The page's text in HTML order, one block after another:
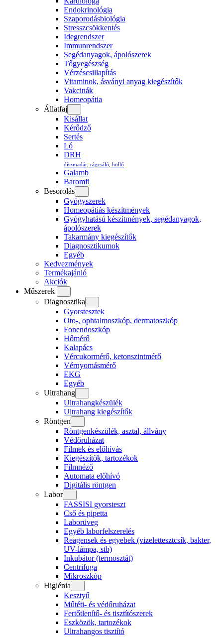
Endokrinológia
Szaporodásbiológia
Stresszcsökkentés
Idegrendszer
Immunrendszer
Segédanyagok, ápolószerek
Tőgyegészség
Vérzéscsillapítás
Vitaminok, ásványi anyag kiegészítők
Vakcinák
Homeopátia
Állatfaj
Kisállat
Kérődző
Sertés
Ló
DRH
díszmadár, rágcsáló, hüllő
Galamb
Baromfi
Besorolás
Gyógyszerek
Homeopátiás készítmények
Gyógyhatású készítmények, segédanyagok,
ápolószerek
Takarmány kiegészítők
Diagnosztikumok
Egyéb
Kedvezmények
Termékajánló
Akciók
Műszerek
Diagnosztika
Gyorstesztek
Oto-, ophtalmoszkóp, dermatoszkóp
Fonendoszkóp
Hőmérő
Kalapács
Vércukormérő, ketonszintmérő
Vérnyomásmérő
EKG
Egyéb
Ultrahang
Ultrahangkészülék
Ultrahang kiegészítők
Röntgen
Röntgenkészülék, asztal, állvány
Védőruházat
Filmek és előhívás
Kiegészítők, tartozékok
Filmnéző
Automata előhívó
Digitális röntgen
Labor
FASSISI gyorsteszt
Cső és pipetta
Laborüveg
Egyéb laborfelszerelés
Reagensek és egyebek (vizelettesztcsík, bakter,
UV-lámpa, stb)
Inkubátor (termosztát)
Centrifuga
Mikroszkóp
Higiénia
Kesztyű
Műtéti- és védőruházat
Fertőtlenítő- és tisztítószerek
Eszközök, tartozékok
Ultrahangos tisztító